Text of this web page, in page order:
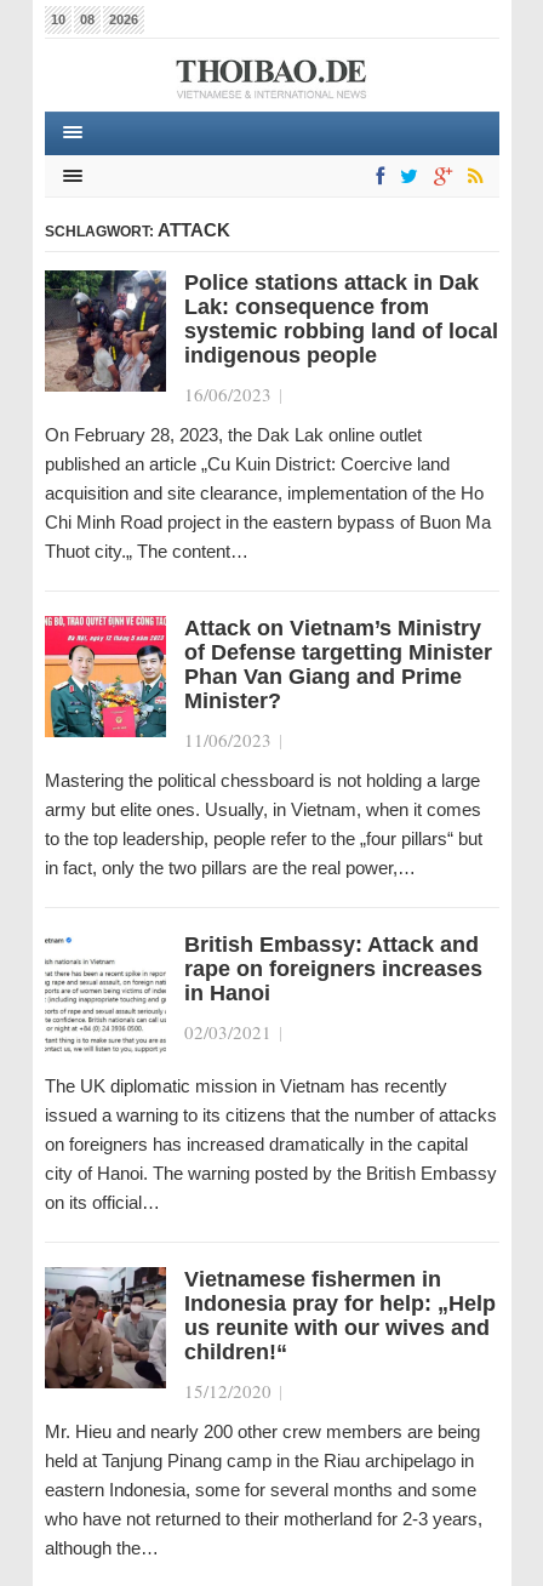
10 08 2026
SCHLAGWORT: ATTACK
Police stations attack in Dak
Lak: consequence from
systemic robbing land of local
indigenous people
16/06/2023 |
On February 28, 2023, the Dak Lak online outlet
published an article „Cu Kuin District: Coercive land
acquisition and site clearance, implementation of the Ho
Chi Minh Road project in the eastern bypass of Buon Ma
Thuot city.„ The content…
Attack on Vietnam’s Ministry
of Defense targetting Minister
Phan Van Giang and Prime
Minister?
11/06/2023 |
Mastering the political chessboard is not holding a large
army but elite ones. Usually, in Vietnam, when it comes
to the top leadership, people refer to the „four pillars“ but
in fact, only the two pillars are the real power,…
British Embassy: Attack and
rape on foreigners increases
in Hanoi
02/03/2021 |
The UK diplomatic mission in Vietnam has recently
issued a warning to its citizens that the number of attacks
on foreigners has increased dramatically in the capital
city of Hanoi. The warning posted by the British Embassy
on its official…
Vietnamese fishermen in
Indonesia pray for help: „Help
us reunite with our wives and
children!“
15/12/2020 |
Mr. Hieu and nearly 200 other crew members are being
held at Tanjung Pinang camp in the Riau archipelago in
eastern Indonesia, some for several months and some
who have not returned to their motherland for 2-3 years,
although the…